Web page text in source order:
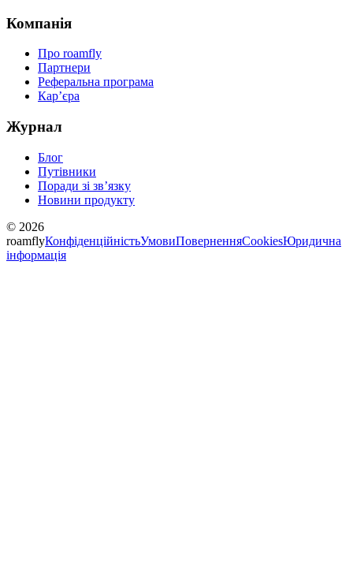
Компанія
Про roamfly
Партнери
Реферальна програма
Карʼєра
Журнал
Блог
Путівники
Поради зі звʼязку
Новини продукту
© 2026
roamflyКонфіденційністьУмовиПоверненняCookiesЮридична
інформація